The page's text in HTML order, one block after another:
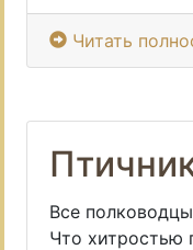
Читать
Все
Что хитростью